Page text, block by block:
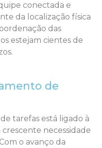
conectada e
da localização física
das
estejam cientes de
de
tarefas está ligado à
necessidade
o avanço da